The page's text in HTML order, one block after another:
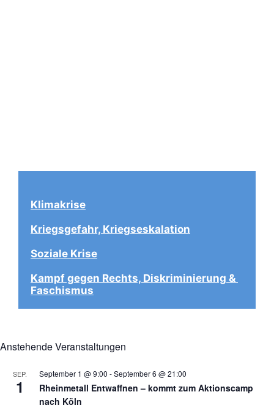
Klimakrise
Kriegsgefahr, Kriegseskalation
Soziale Krise
Kampf gegen Rechts, Diskriminierung &
Faschismus
Anstehende Veranstaltungen
SEP.
1
September 1 @ 9:00 -September 6 @ 21:00
Rheinmetall Entwaffnen – kommt zum Aktionscamp
nach Köln